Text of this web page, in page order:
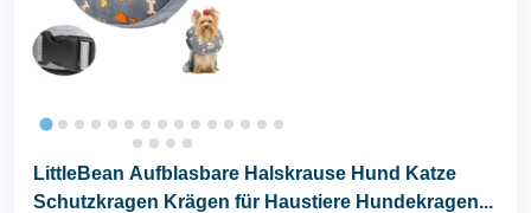
LittleBean Aufblasbare Halskrause Hund Katze
Schutzkragen Krägen für Haustiere Hundekragen...